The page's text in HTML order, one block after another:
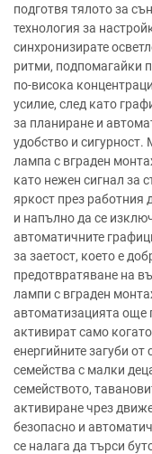
подготвя тялото за
технология за
синхронизирате
ритми, подпомагайки
по-висока
усилие, след като
за планиране и
удобство и
лампа с вграден
като нежен сигнал за
яркост през работния
и напълно да се
автоматичните
за заетост, което е
предотвратяване на
лампи с вграден
автоматизацията още
активират само
енергийните загуби
семейства с малки
семейството,
активиране чрез
безопасно и
се налага да търси